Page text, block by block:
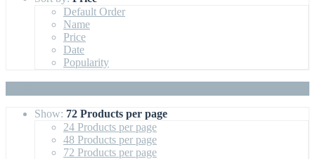
Default Order
Name
Price
Date
Popularity
Show: 72 Products per page
24 Products per page
48 Products per page
72 Products per page